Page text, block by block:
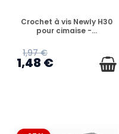
EN STOCK
Crochet à vis Newly H30
pour cimaise -...
1,97 €
1,48 €